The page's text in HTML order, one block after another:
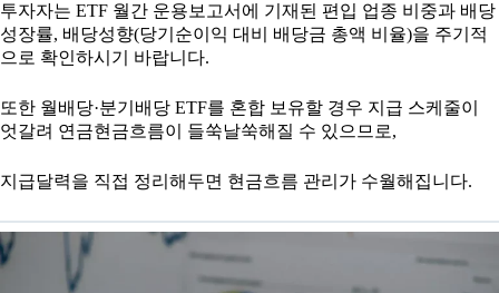
투자자는 ETF 월간 운용보고서에 기재된 편입 업종 비중과 배당
성장률, 배당성향(당기순이익 대비 배당금 총액 비율)을 주기적
으로 확인하시기 바랍니다.
또한 월배당·분기배당 ETF를 혼합 보유할 경우 지급 스케줄이
엇갈려 연금현금흐름이 들쑥날쑥해질 수 있으므로,
지급달력을 직접 정리해두면 현금흐름 관리가 수월해집니다.